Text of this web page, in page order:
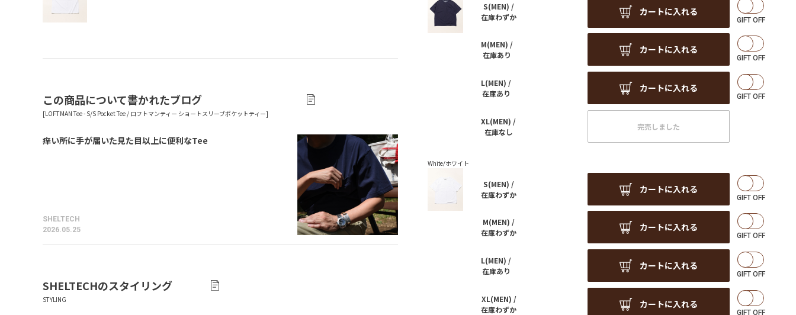
この商品について書かれたブログ
痒い所に手が届いた見た目以上に便利なTee
SHELTECH
2026.05.25
SHELTECHのスタイリング
S(MEN) /
在庫わずか
カートに入れる
M(MEN) /
在庫あり
カートに入れる
L(MEN) /
在庫あり
カートに入れる
XL(MEN) /
在庫なし
完売しました
S(MEN) /
在庫わずか
カートに入れる
M(MEN) /
在庫わずか
カートに入れる
L(MEN) /
在庫あり
カートに入れる
XL(MEN) /
在庫わずか
カートに入れる